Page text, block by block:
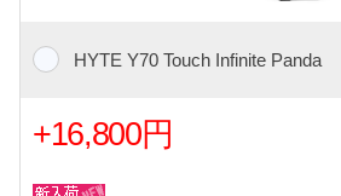
HYTE Y70 Touch Infinite Panda
+16,800円